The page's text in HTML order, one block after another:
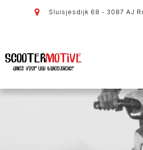
Sluisjesdijk 68 - 3087 AJ